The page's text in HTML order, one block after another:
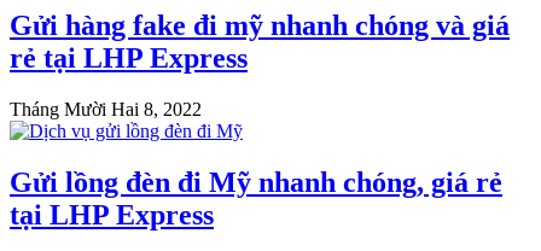
Gửi hàng fake đi mỹ nhanh chóng và giá
rẻ tại LHP Express
Tháng Mười Hai 8, 2022
Gửi lồng đèn đi Mỹ nhanh chóng, giá rẻ
tại LHP Express